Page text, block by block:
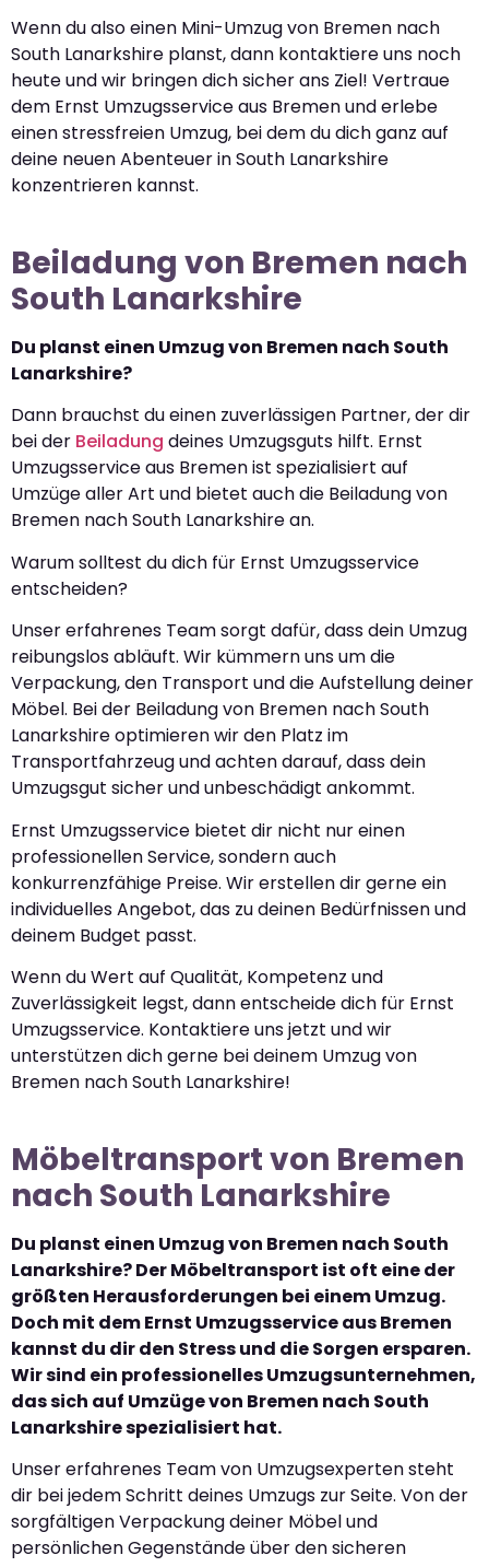
Wenn du also einen Mini-Umzug von Bremen nach
South Lanarkshire planst, dann kontaktiere uns noch
heute und wir bringen dich sicher ans Ziel! Vertraue
dem Ernst Umzugsservice aus Bremen und erlebe
einen stressfreien Umzug, bei dem du dich ganz auf
deine neuen Abenteuer in South Lanarkshire
konzentrieren kannst.
Beiladung von Bremen nach
South Lanarkshire
Du planst einen Umzug von Bremen nach South
Lanarkshire?
Dann brauchst du einen zuverlässigen Partner, der dir
bei der Beiladung deines Umzugsguts hilft. Ernst
Umzugsservice aus Bremen ist spezialisiert auf
Umzüge aller Art und bietet auch die Beiladung von
Bremen nach South Lanarkshire an.
Warum solltest du dich für Ernst Umzugsservice
entscheiden?
Unser erfahrenes Team sorgt dafür, dass dein Umzug
reibungslos abläuft. Wir kümmern uns um die
Verpackung, den Transport und die Aufstellung deiner
Möbel. Bei der Beiladung von Bremen nach South
Lanarkshire optimieren wir den Platz im
Transportfahrzeug und achten darauf, dass dein
Umzugsgut sicher und unbeschädigt ankommt.
Ernst Umzugsservice bietet dir nicht nur einen
professionellen Service, sondern auch
konkurrenzfähige Preise. Wir erstellen dir gerne ein
individuelles Angebot, das zu deinen Bedürfnissen und
deinem Budget passt.
Wenn du Wert auf Qualität, Kompetenz und
Zuverlässigkeit legst, dann entscheide dich für Ernst
Umzugsservice. Kontaktiere uns jetzt und wir
unterstützen dich gerne bei deinem Umzug von
Bremen nach South Lanarkshire!
Möbeltransport von Bremen
nach South Lanarkshire
Du planst einen Umzug von Bremen nach South
Lanarkshire? Der Möbeltransport ist oft eine der
größten Herausforderungen bei einem Umzug.
Doch mit dem Ernst Umzugsservice aus Bremen
kannst du dir den Stress und die Sorgen ersparen.
Wir sind ein professionelles Umzugsunternehmen,
das sich auf Umzüge von Bremen nach South
Lanarkshire spezialisiert hat.
Unser erfahrenes Team von Umzugsexperten steht
dir bei jedem Schritt deines Umzugs zur Seite. Von der
sorgfältigen Verpackung deiner Möbel und
persönlichen Gegenstände über den sicheren